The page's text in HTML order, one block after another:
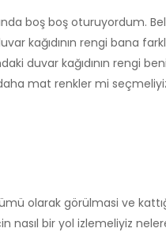
boş boş oturuyordum.
kağıdının rengi bana
duvar kağıdının rengi
mat renkler mi
olarak görülmasi ve
nasıl bir yol izlemeliyiz